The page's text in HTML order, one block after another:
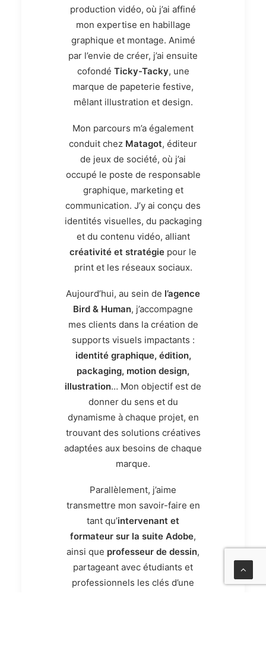
production vidéo, où j’ai affiné
mon expertise en habillage
graphique et montage. Animé
par l’envie de créer, j’ai ensuite
cofondé Ticky-Tacky, une
marque de papeterie festive,
mêlant illustration et design.
Mon parcours m’a également
conduit chez Matagot, éditeur
de jeux de société, où j’ai
occupé le poste de responsable
graphique, marketing et
communication. J’y ai conçu des
identités visuelles, du packaging
et du contenu vidéo, alliant
créativité et stratégie pour le
print et les réseaux sociaux.
Aujourd’hui, au sein de l’agence
Bird & Human, j’accompagne
mes clients dans la création de
supports visuels impactants :
identité graphique, édition,
packaging, motion design,
illustration… Mon objectif est de
donner du sens et du
dynamisme à chaque projet, en
trouvant des solutions créatives
adaptées aux besoins de chaque
marque.
Parallèlement, j’aime
transmettre mon savoir-faire en
tant qu’intervenant et
formateur sur la suite Adobe,
ainsi que professeur de dessin,
partageant avec étudiants et
professionnels les clés d’une